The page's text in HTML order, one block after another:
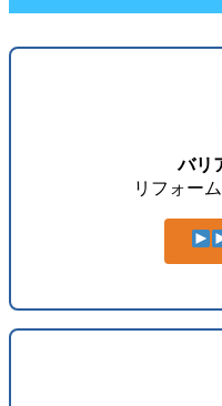
バリ
リフォー